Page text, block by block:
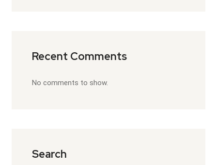
Recent Comments
No comments to show.
Search